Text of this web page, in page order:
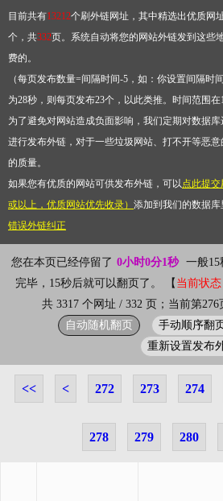
目前共有13212个刷外链网址，其中精选出优质网
个，共332页。系统自动将您的网站外链发到这些
费的。
（每页发布数量=间隔时间-5，如：你设置间隔时
为28秒，则每页发布23个，以此类推。时间范围
为了避免对网站造成负面影响，我们定期对数据
进行发布外链，对于一些垃圾网站、打不开等恶
的质量。
如果您有优质的网站可供发布外链，可以点此提
或以上，优质网站优先收录） 添加到我们的数据
错误外链纠正
您在本页已经停留了 0小时0分1秒
一般
完毕，15秒后就可以翻页了。 【 当前状
共 3317 个网址 / 332 页；当前第276
自动随机翻页
手动顺序翻
重新设置发布
<< < 272 273 274
278 279 280